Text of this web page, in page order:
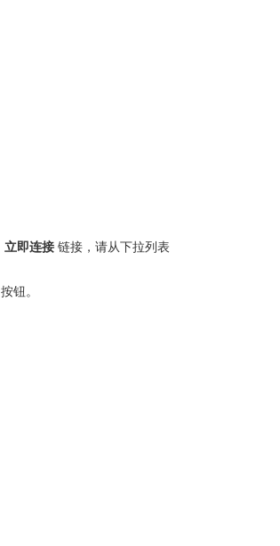
立即连接 链接，请从下拉列表
按钮。